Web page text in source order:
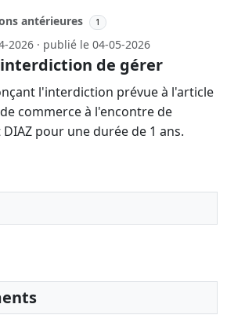
antérieures 1
2026 · publié le 04-05-2026
de gérer
l'interdiction prévue à l'article
commerce à l'encontre de
pour une durée de 1 ans.